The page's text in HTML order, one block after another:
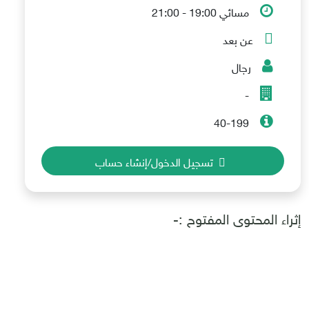
مسائي 19:00 - 21:00
عن بعد
رجال
-
40-199
تسجيل الدخول/إنشاء حساب
إثراء المحتوى المفتوح :-